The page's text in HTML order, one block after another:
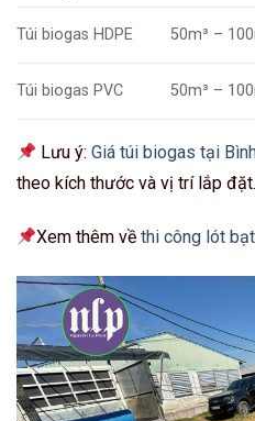
Túi biogas HDPE 50m³ –
Túi biogas PVC 50m³ –
Lưu ý:Giá túi biogas tại
theo kích thước và vị trí lắp đặt.
Xem thêm vềthi công lót